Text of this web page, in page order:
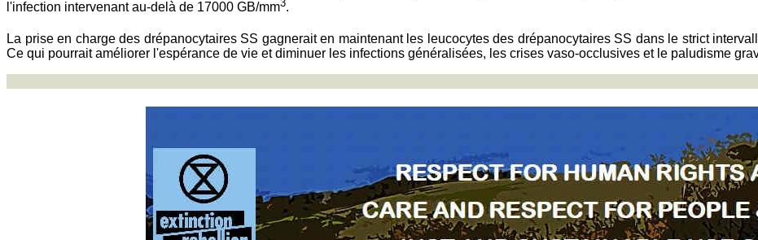
l'infection intervenant au-delà de 17000 GB/mm3.
La prise en charge des drépanocytaires SS gagnerait en maintenant les leucocytes des drépanocytaires SS dans le strict
Ce qui pourrait améliorer l'espérance de vie et diminuer les infections généralisées, les crises vaso-occlusives et le paludisme